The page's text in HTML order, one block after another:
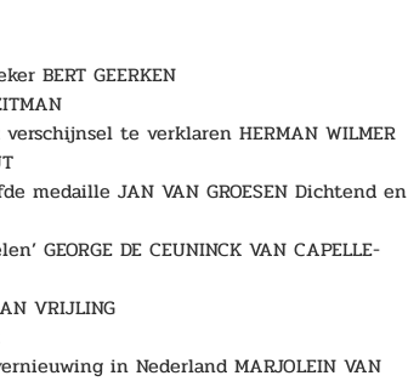
BERT GEERKEN
te verklaren HERMAN WILMER
medaille JAN VAN GROESEN Dichtend en
DE CEUNINCK VAN CAPELLE-
VRIJLING
in Nederland MARJOLEIN VAN